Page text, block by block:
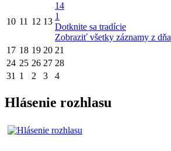
10 11 12 13
14
1
Dotknite sa tradície
Zobraziť všetky záznamy z dňa
17 18 19 20 21
24 25 26 27 28
31 1 2 3 4
Hlásenie rozhlasu